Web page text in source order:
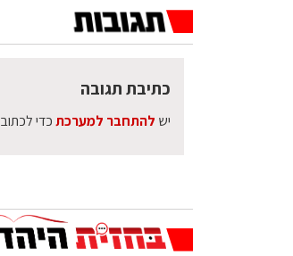
כתיבת תגובה
יש להתחבר למערכתכדי